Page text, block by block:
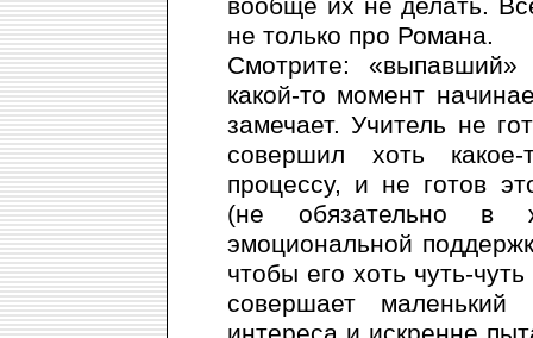
вообще их не делать.
не только про Романа.
Смотрите:
какой-то момент
замечает. Учитель не
совершил хоть
процессу, и не готов
(не обязательно
эмоциональной
чтобы его хоть чуть-
совершает